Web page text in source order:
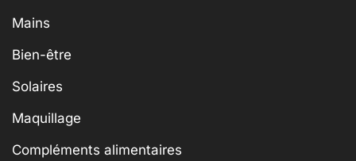
Mains
Bien-être
Solaires
Maquillage
Compléments alimentaires